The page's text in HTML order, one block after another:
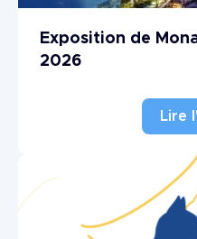
Exposition de
2026
Lire